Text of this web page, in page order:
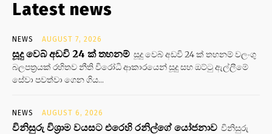
Latest news
NEWS AUGUST 7, 2026
සූදු වෙබ් අඩවි 24 ක් තහනම් සූදු වෙබ් අඩවි 24 ක් තහනම් වලංගු
බලපත්‍රයක් රහිතව නීති විරෝධි ආකාරයෙන් සූදු සහ ඔට්ටු ඇල්ලීමේ
සේවා පවත්වා ගෙන ගිය...
NEWS AUGUST 6, 2026
විනිසුරු විශ්‍රාම වයසට එරෙහි රනිල්ගේ යෝජනාව විනිසුරු